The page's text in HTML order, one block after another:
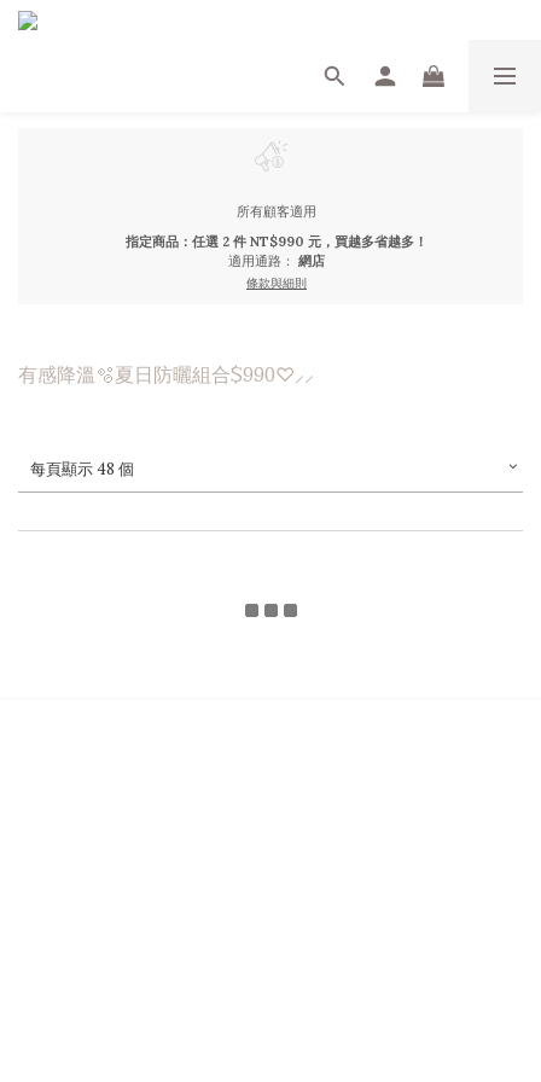
所有顧客適用
指定商品：任選 2 件 NT$990 元，買越多省越多！
適用通路： 網店
條款與細則
有感降溫🫧夏日防曬組合$990♡⸝⸝
每頁顯示 48 個